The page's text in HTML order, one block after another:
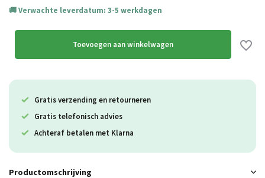
Verwachte leverdatum: 3-5 werkdagen
Toevoegen aan winkelwagen
Gratis verzending en retourneren
Gratis telefonisch advies
Achteraf betalen met Klarna
Productomschrijving